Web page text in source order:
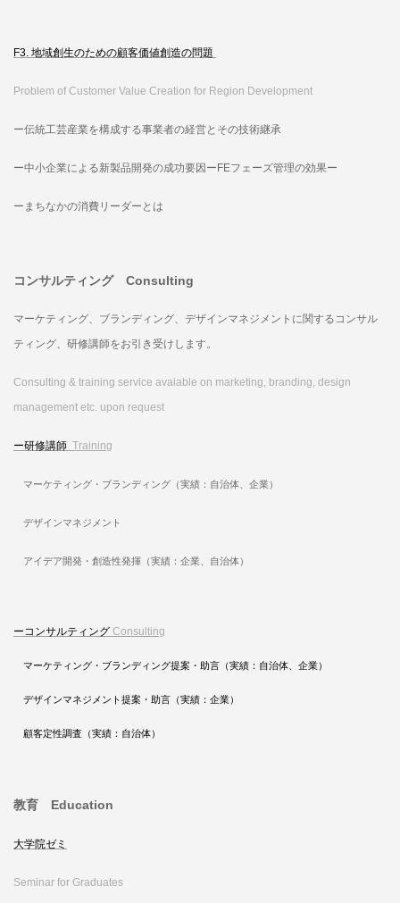
F3. 地域創生のための顧客価値創造の問題
Problem of Customer Value Creation for Region Development
ー伝統工芸産業を構成する事業者の経営とその技術継承
ー中小企業による新製品開発の成功要因ーFEフェーズ管理の効果ー
ーまちなかの消費リーダーとは
コンサルティング Consulting
マーケティング、ブランディング、デザインマネジメントに関するコンサル
ティング、研修講師をお引き受けします。
Consulting & training service avaiable on marketing, branding, design
management etc. upon request
ー研修講師 Training
マーケティング・ブランディング（実績：自治体、企業）
デザインマネジメント
アイデア開発・創造性発揮（実績：企業、自治体）
ーコンサルティング Consulting
マーケティング・ブランディング提案・助言（実績：自治体、企業）
デザインマネジメント提案・助言（実績：企業）
顧客定性調査（実績：自治体）
教育 Education
大学院ゼミ
Seminar for Graduates